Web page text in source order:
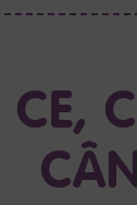
CE,